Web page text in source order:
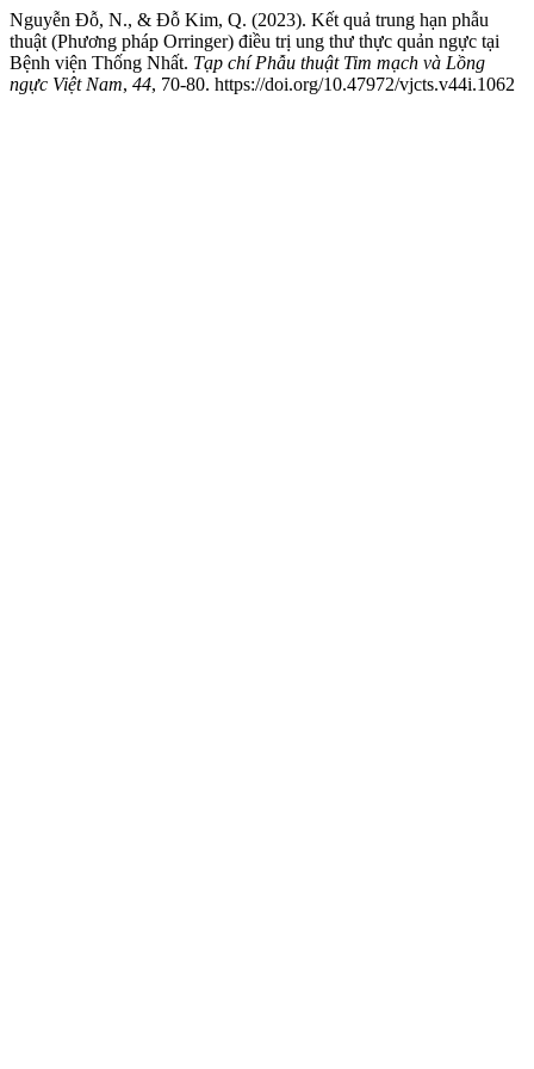
Nguyễn Đỗ, N., & Đỗ Kim, Q. (2023). Kết quả trung hạn phẫu
thuật (Phương pháp Orringer) điều trị ung thư thực quản ngực tại
Bệnh viện Thống Nhất. Tạp chí Phẫu thuật Tim mạch và Lồng
ngực Việt Nam, 44, 70-80. https://doi.org/10.47972/vjcts.v44i.1062